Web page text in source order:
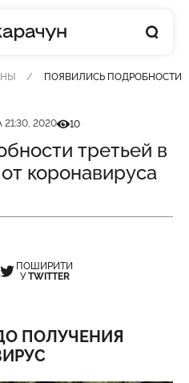
ПОЯВИЛИСЬ ПОДРОБНОСТИ
21:30, 2020Кількість переглядів
10
третьей в
коронавируса
ПОШИРИТИ
УTWITTER
ПОЛУЧЕНИЯ